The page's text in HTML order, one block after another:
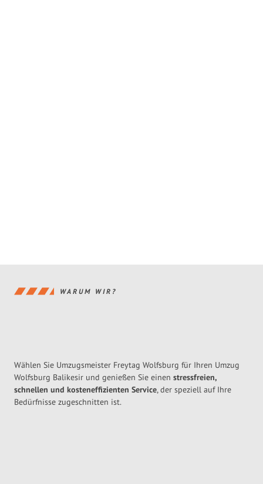
WARUM WIR?
Wählen Sie Umzugsmeister Freytag Wolfsburg für Ihren Umzug
Wolfsburg Balikesir und genießen Sie einen stressfreien,
schnellen und kosteneffizienten Service, der speziell auf Ihre
Bedürfnisse zugeschnitten ist.